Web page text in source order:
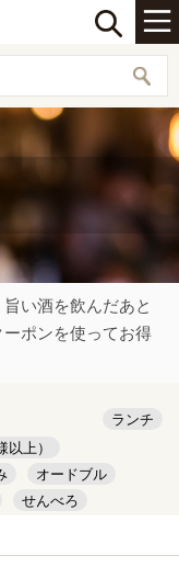
い酒を飲んだあと
ポンを使ってお得
ランチ
以上）
オードブル
せんべろ